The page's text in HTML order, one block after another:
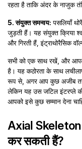
रहता है ताकि अंदर के नाजुक
5. संयुक्त समन्वय: पसलियाँ
जुड़ती हैं। यह संयुक्त क्रिया
और गिरती हैं, इंट्राथोरैसिक
सभी को एक साथ रखें, और
है। यह कठोरता के साथ
रूप से, अगर आप कुछ अजीब
लेकिन यह उस जटिल इंटरप्ले
आपको इसे कुछ सम्मान देना
Axial Skeleton
कर सकती हैं?